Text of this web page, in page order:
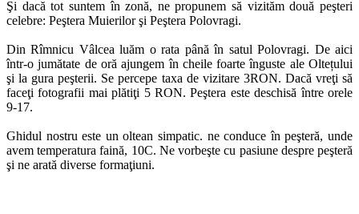
Şi dacă tot suntem în zonă, ne propunem să vizităm două peşteri
celebre: Peştera Muierilor şi Peştera Polovragi.
Din Rîmnicu Vâlcea luăm o rata până în satul Polovragi. De aici
într-o jumătate de oră ajungem în cheile foarte înguste ale Oltețului
şi la gura peşterii. Se percepe taxa de vizitare 3RON. Dacă vreţi să
faceţi fotografii mai plătiţi 5 RON. Peştera este deschisă între orele
9-17.
Ghidul nostru este un oltean simpatic. ne conduce în peşteră, unde
avem temperatura faină, 10C. Ne vorbeşte cu pasiune despre peşteră
şi ne arată diverse formaţiuni.